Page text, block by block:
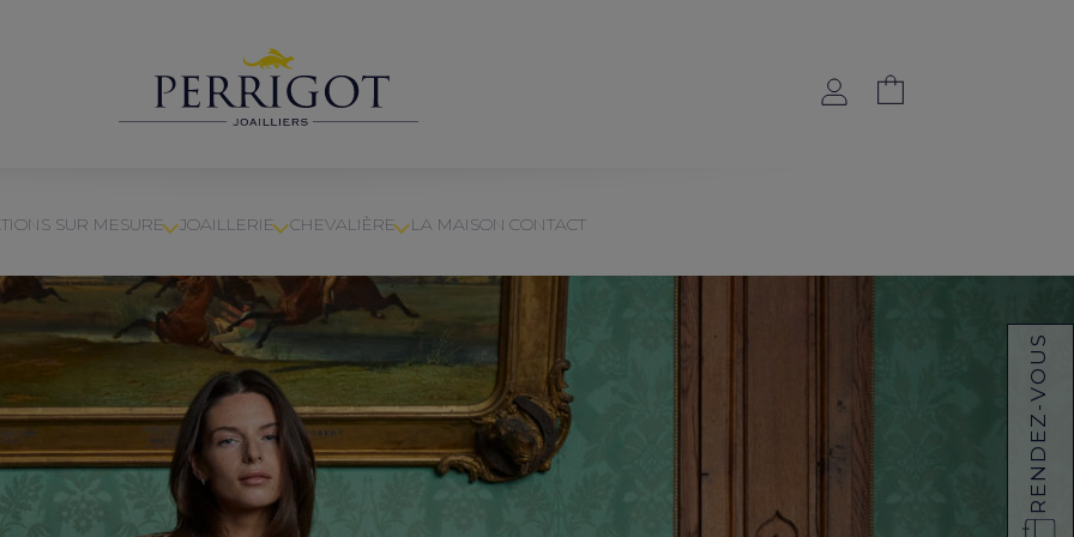
SUR MESURE JOAILLERIE CHEVALIÈRE LA MAISON CONTACT
RENDEZ-VOUS